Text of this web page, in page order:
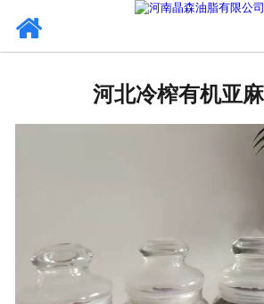
河北来料
河北冷榨有机亚